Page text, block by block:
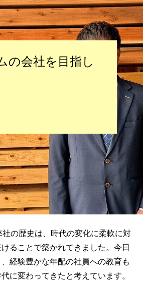
の会社を目指し
の歴史は、時代の変化に柔軟に対
ることで築かれてきました。今日
経験豊かな年配の社員への教育も
に変わってきたと考えています。